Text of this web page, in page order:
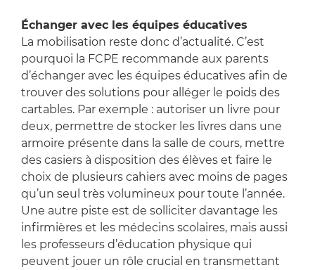
Échanger avec les équipes éducatives
La mobilisation reste donc d’actualité. C’est
pourquoi la FCPE recommande aux parents
d’échanger avec les équipes éducatives afin de
trouver des solutions pour alléger le poids des
cartables. Par exemple : autoriser un livre pour
deux, permettre de stocker les livres dans une
armoire présente dans la salle de cours, mettre
des casiers à disposition des élèves et faire le
choix de plusieurs cahiers avec moins de pages
qu’un seul très volumineux pour toute l’année.
Une autre piste est de solliciter davantage les
infirmières et les médecins scolaires, mais aussi
les professeurs d’éducation physique qui
peuvent jouer un rôle crucial en transmettant